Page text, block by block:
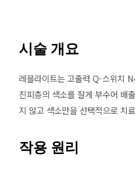
시술 개요
레블라이트는 고출력 Q-스위치
진피층의 색소를 잘게 부수어 배
지 않고 색소만을 선택적으로 치
작용 원리